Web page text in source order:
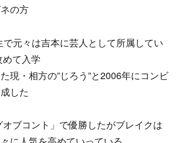
の方
元々は吉本に芸人として所属してい
て入学
現・相方の”じろう”と2006年にコンビ
した
ブコント」で優勝したがブレイクは